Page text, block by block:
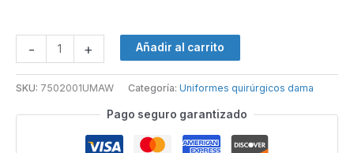
- + Añadir al carrito
SKU: 7502001UMAW Categoría: Uniformes quirúrgicos dama
Pago seguro garantizado